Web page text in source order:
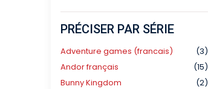
PRÉCISER PAR SÉRIE
Adventure games (francais)
(3)
Andor français
(15)
Bunny Kingdom
(2)